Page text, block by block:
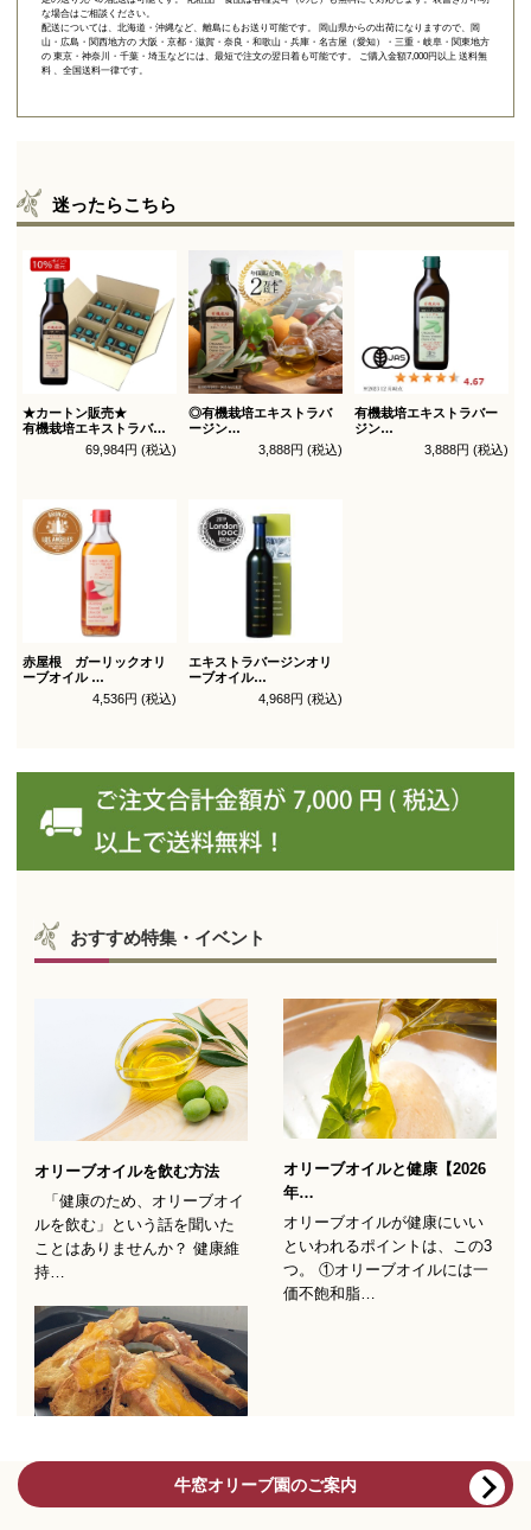
な場合はご相談ください。
配送については、北海道・沖縄など、離島にもお送り可能です。 岡山県からの出荷になりますので、岡
山・広島・関西地方の 大阪・京都・滋賀・奈良・和歌山・兵庫・名古屋（愛知）・三重・岐阜・関東地方
の 東京・神奈川・千葉・埼玉などには、最短で注文の翌日着も可能です。 ご購入金額7,000円以上 送料無
料 、全国送料一律です。
迷ったらこちら
★カートン販売★
有機栽培エキストラバー
オリーブオイル ブレンド
69,984円 (税込)
◎有機栽培エキストラバ
ージン
オリーブオイル ブレンド
3,888円 (税込)
有機栽培エキストラバー
ジン
オリーブオイル シングル
3,888円 (税込)
赤屋根 ガーリックオリ
ーブオイル
4,536円 (税込)
エキストラバージンオリ
ーブオイル
トルトサ 450g 1本箱入
（スペイン自社農園産）
4,968円 (税込)
牛窓オリーブ園のご案内